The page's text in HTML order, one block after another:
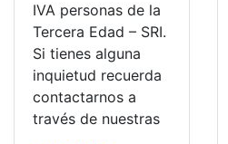
IVA personas de la
Tercera Edad – SRI.
Si tienes alguna
inquietud recuerda
contactarnos a
través de nuestras